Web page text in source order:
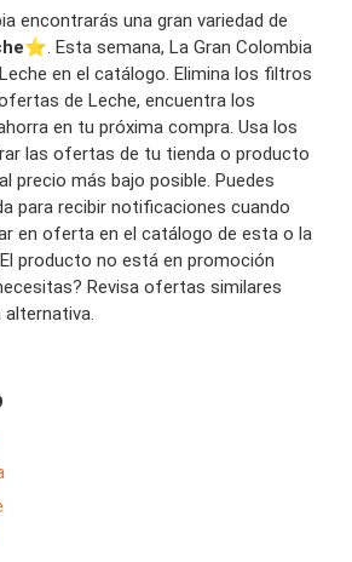
encontrarás una gran variedad de
⭐️. Esta semana, La Gran Colombia
en el catálogo. Elimina los filtros
de Leche, encuentra los
en tu próxima compra. Usa los
las ofertas de tu tienda o producto
precio más bajo posible. Puedes
para recibir notificaciones cuando
en oferta en el catálogo de esta o la
producto no está en promoción
Revisa ofertas similares
alternativa.